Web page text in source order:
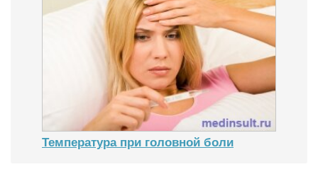
Температура при головной боли